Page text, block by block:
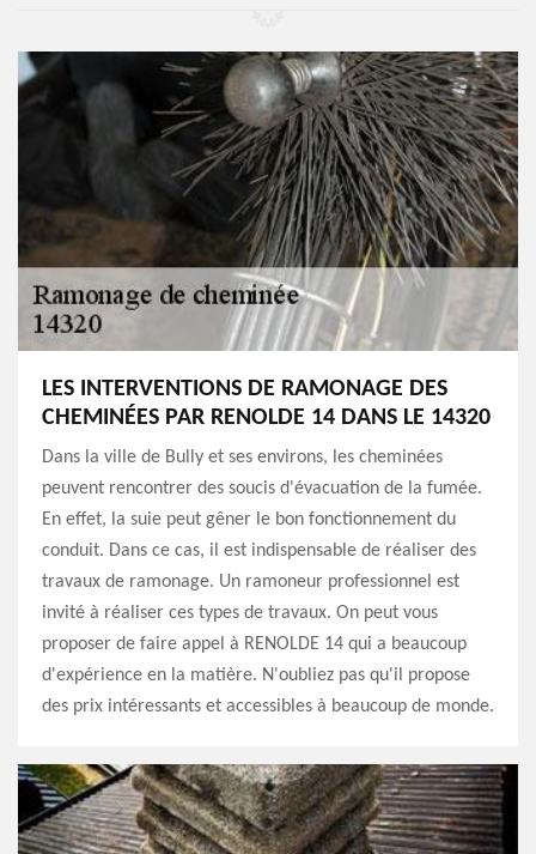
LES INTERVENTIONS DE RAMONAGE DES
CHEMINÉES PAR RENOLDE 14 DANS LE 14320
Dans la ville de Bully et ses environs, les cheminées
peuvent rencontrer des soucis d'évacuation de la fumée.
En effet, la suie peut gêner le bon fonctionnement du
conduit. Dans ce cas, il est indispensable de réaliser des
travaux de ramonage. Un ramoneur professionnel est
invité à réaliser ces types de travaux. On peut vous
proposer de faire appel à RENOLDE 14 qui a beaucoup
d'expérience en la matière. N'oubliez pas qu'il propose
des prix intéressants et accessibles à beaucoup de monde.